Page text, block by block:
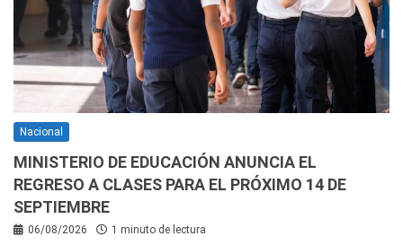
Nacional
MINISTERIO DE EDUCACIÓN ANUNCIA EL
REGRESO A CLASES PARA EL PRÓXIMO 14 DE
SEPTIEMBRE
06/08/2026 1 minuto de lectura